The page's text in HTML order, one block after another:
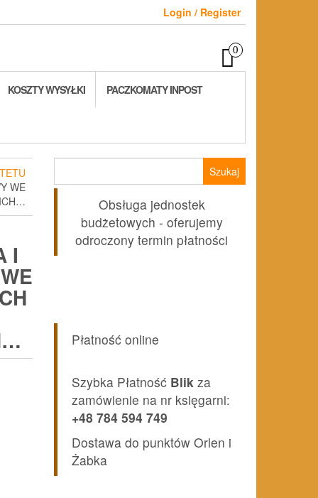
Login / Register
0
KOSZTY WYSYŁKI PACZKOMATY INPOST
WE
I
Obsługa jednostek
budżetowych - oferujemy
odroczony termin płatności
Płatność online
Szybka Płatność Blik za
zamówienie na nr księgarni:
+48 784 594 749
Dostawa do punktów Orlen i
Żabka